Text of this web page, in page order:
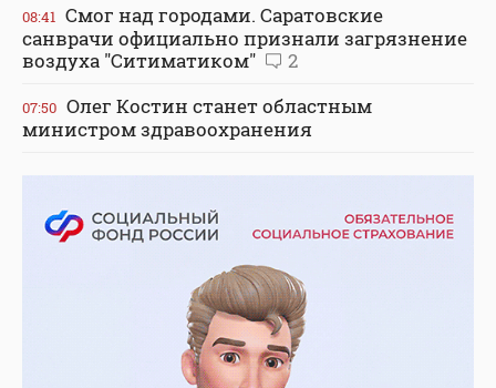
08:41 Смог над городами. Саратовские
санврачи официально признали загрязнение
воздуха "Ситиматиком"
2
07:50 Олег Костин станет областным
министром здравоохранения